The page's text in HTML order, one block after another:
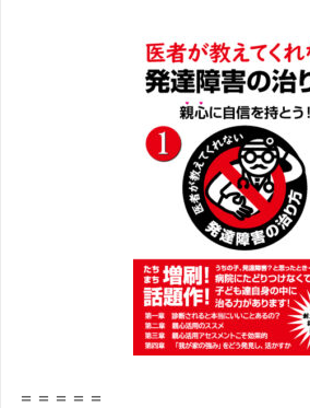
＝＝＝＝＝